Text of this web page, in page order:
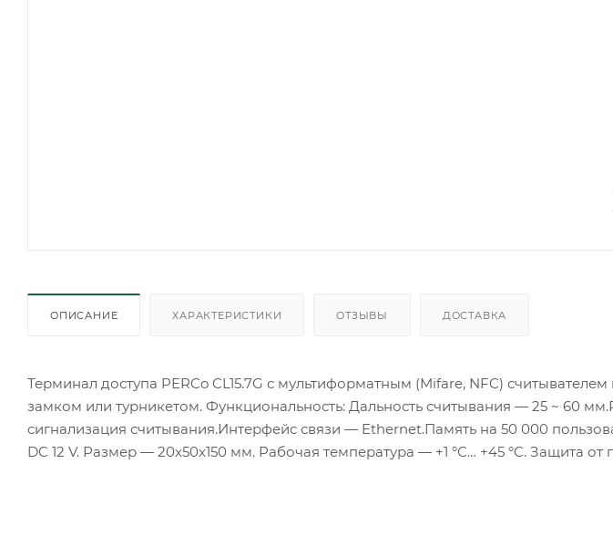
ОПИСАНИЕ ХАРАКТЕРИСТИКИ ОТЗЫВЫ ДОСТАВКА
Терминал доступа PERCo CL15.7G с мультиформатным (Mifare, NFC)
замком или турникетом. Функциональность: Дальность считывания — 25 ~ 60
сигнализация считывания.Интерфейс связи — Ethernet.Память на 50 000
DC 12 V. Размер — 20x50x150 мм. Рабочая температура — +1 °С… +45 °C. Защита